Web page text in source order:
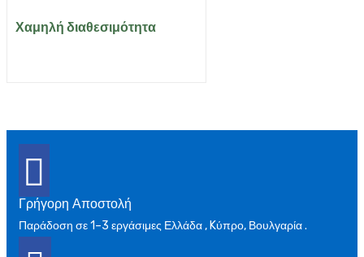
Χαμηλή διαθεσιμότητα
Γρήγορη Αποστολή
Παράδοση σε 1–3 εργάσιμες Ελλάδα , Kύπρο, Βουλγαρία .